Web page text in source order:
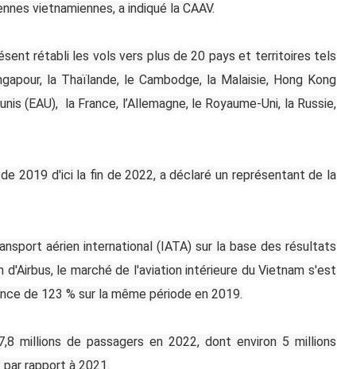
vietnamiennes, a indiqué la CAAV.
rétabli les vols vers plus de 20 pays et territoires tels
la Thaïlande, le Cambodge, la Malaisie, Hong Kong
(EAU), la France, l’Allemagne, le Royaume-Uni, la Russie,
2019 d'ici la fin de 2022, a déclaré un représentant de la
aérien international (IATA) sur la base des résultats
le marché de l'aviation intérieure du Vietnam s'est
de 123 % sur la même période en 2019.
millions de passagers en 2022, dont environ 5 millions
rapport à 2021.